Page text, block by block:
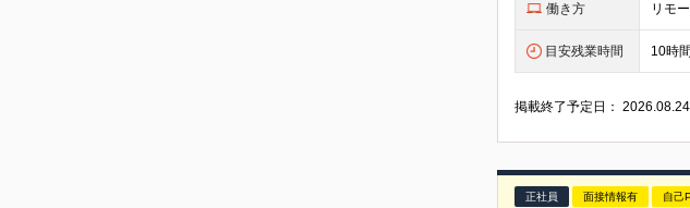
働き方 リモ
目安残業時間 10時
掲載終了予定日：2026.08.24
正社員 面接情報有 自己